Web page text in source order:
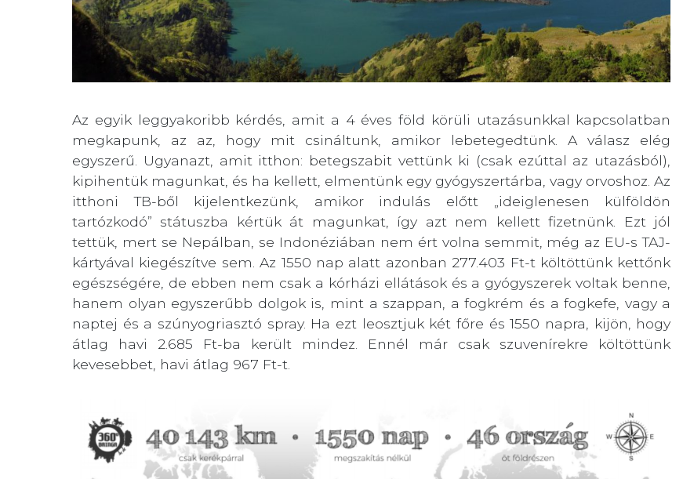
Az egyik leggyakoribb kérdés, amit a 4 éves föld körüli utazásunkkal kapcsolatban
megkapunk, az az, hogy mit csináltunk, amikor lebetegedtünk. A válasz elég
egyszerű. Ugyanazt, amit itthon: betegszabit vettünk ki (csak ezúttal az utazásból),
kipihentük magunkat, és ha kellett, elmentünk egy gyógyszertárba, vagy orvoshoz. Az
itthoni TB-ből kijelentkezünk, amikor indulás előtt „ideiglenesen külföldön
tartózkodó” státuszba kértük át magunkat, így azt nem kellett fizetnünk. Ezt jól
tettük, mert se Nepálban, se Indonéziában nem ért volna semmit, még az EU-s TAJ-
kártyával kiegészítve sem. Az 1550 nap alatt azonban 277.403 Ft-t költöttünk kettőnk
egészségére, de ebben nem csak a kórházi ellátások és a gyógyszerek voltak benne,
hanem olyan egyszerűbb dolgok is, mint a szappan, a fogkrém és a fogkefe, vagy a
naptej és a szúnyogriasztó spray. Ha ezt leosztjuk két főre és 1550 napra, kijön, hogy
átlag havi 2.685 Ft-ba került mindez. Ennél már csak szuvenírekre költöttünk
kevesebbet, havi átlag 967 Ft-t.